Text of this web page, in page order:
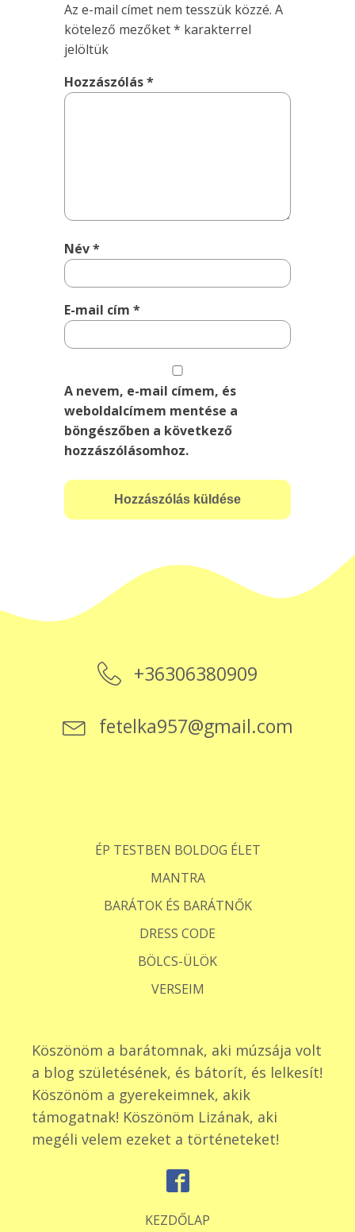
Az e-mail címet nem tesszük közzé. A
kötelező mezőket* karakterrel
jelöltük
Hozzászólás*
Név*
E-mail cím*
A nevem, e-mail címem, és
weboldalcímem mentése a
böngészőben a következő
hozzászólásomhoz.
+36306380909
fetelka957@gmail.com
ÉP TESTBEN BOLDOG ÉLET
MANTRA
BARÁTOK ÉS BARÁTNŐK
DRESS CODE
BÖLCS-ÜLÖK
VERSEIM
Köszönöm a barátomnak, aki múzsája volt
a blog születésének, és bátorít, és lelkesít!
Köszönöm a gyerekeimnek, akik
támogatnak! Köszönöm Lizának, aki
megéli velem ezeket a történeteket!
KEZDŐLAP